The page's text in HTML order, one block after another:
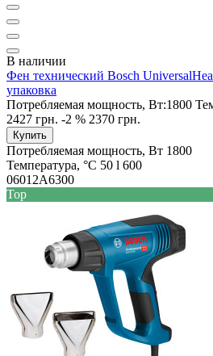
В наличии
Фен технический Bosch
упаковка
Потребляемая мощность, Вт:1800
2427 грн. -2 % 2370 грн.
Купить
Потребляемая мощность, Вт 1800
Температура, °С 50 l 600
06012A6300
Top